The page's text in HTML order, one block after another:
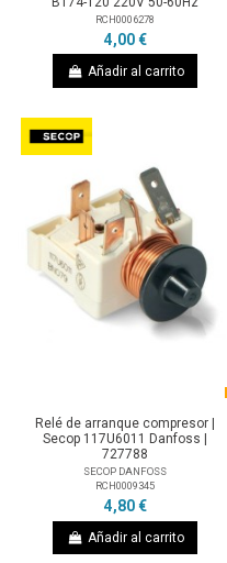
RCH0006278
4,00 €
Añadir al carrito
Relé de arranque compresor |
Secop 117U6011 Danfoss |
727788
SECOP DANFOSS
RCH0009345
4,80 €
Añadir al carrito